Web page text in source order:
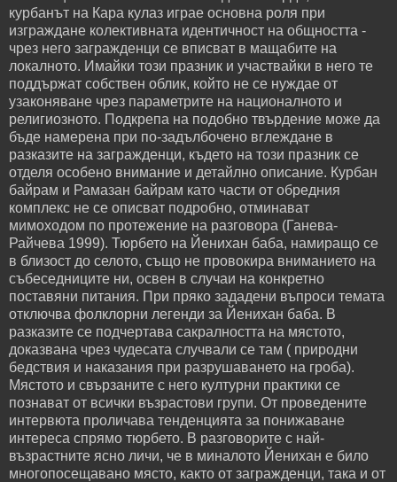
курбанът на Кара кулаз играе основна роля при
изграждане колективната идентичност на общността -
чрез него загражденци се вписват в мащабите на
локалното. Имайки този празник и участвайки в него те
поддържат собствен облик, който не се нуждае от
узаконяване чрез параметрите на националното и
религиозното. Подкрепа на подобно твърдение може да
бъде намерена при по-задълбочено вглеждане в
разказите на загражденци, където на този празник се
отделя особено внимание и детайлно описание. Курбан
байрам и Рамазан байрам като части от обредния
комплекс не се описват подробно, отминават
мимоходом по протежение на разговора (Ганева-
Райчева 1999). Тюрбето на Йенихан баба, намиращо се
в близост до селото, също не провокира вниманието на
събеседниците ни, освен в случаи на конкретно
поставяни питания. При пряко зададени въпроси темата
отключва фолклорни легенди за Йенихан баба. В
разказите се подчертава сакралността на мястото,
доказвана чрез чудесата случвали се там ( природни
бедствия и наказания при разрушаването на гроба).
Мястото и свързаните с него културни практики се
познават от всички възрастови групи. От проведените
интервюта проличава тенденцията за понижаване
интереса спрямо тюрбето. В разговорите с най-
възрастните ясно личи, че в миналото Йенихан е било
многопосещавано място, както от загражденци, така и от